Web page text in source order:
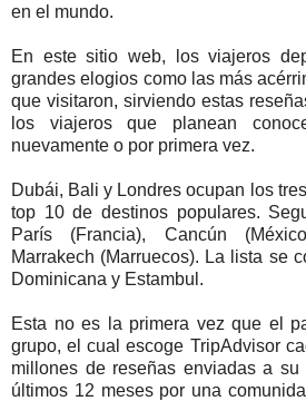
en el mundo.
En este sitio web, los viajeros
grandes elogios como las más
que visitaron, sirviendo estas
los viajeros que planean
nuevamente o por primera vez.
Dubái, Bali y Londres ocupan los
top 10 de destinos populares.
París (Francia), Cancún
Marrakech (Marruecos). La lista se
Dominicana y Estambul.
Esta no es la primera vez que el
grupo, el cual escoge TripAdvisor
millones de reseñas enviadas a su
últimos 12 meses por una